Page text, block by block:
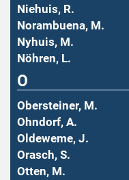
Niehuis, R.
Norambuena, M.
Nyhuis, M.
Nöhren, L.
O
Obersteiner, M.
Ohndorf, A.
Oldeweme, J.
Orasch, S.
Otten, M.